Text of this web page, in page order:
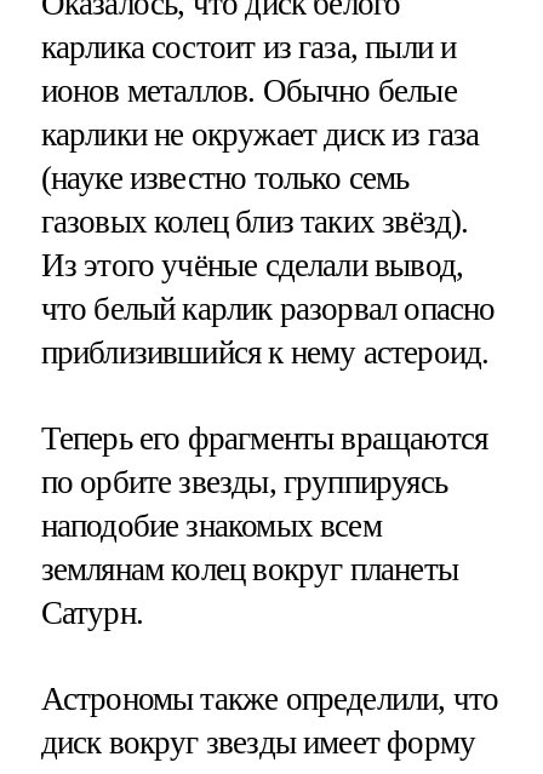
карлика состоит из газа, пыли и
ионов металлов. Обычно белые
карлики не окружает диск из газа
(науке известно только семь
газовых колец близ таких звёзд).
Из этого учёные сделали вывод,
что белый карлик разорвал опасно
приблизившийся к нему астероид.
Теперь его фрагменты вращаются
по орбите звезды, группируясь
наподобие знакомых всем
землянам колец вокруг планеты
Сатурн.
Астрономы также определили, что
диск вокруг звезды имеет форму